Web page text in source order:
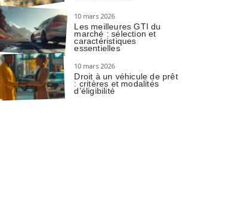
10 mars 2026
Les meilleures GTI du
marché : sélection et
caractéristiques
essentielles
10 mars 2026
Droit à un véhicule de prêt
: critères et modalités
d’éligibilité